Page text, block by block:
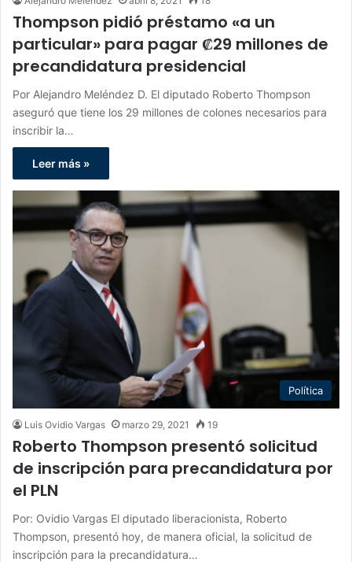
Thompson pidió préstamo «a un
particular» para pagar ₡29 millones de
precandidatura presidencial
Por Alejandro Meléndez D. El diputado Roberto Thompson
aseguró que tiene los 29 millones de colones necesarios para
inscribir la…
Leer más »
Política
Luis Ovidio Vargas marzo 29, 2021 19
Roberto Thompson presentó solicitud
de inscripción para precandidatura por
el PLN
Por: Ovidio Vargas El diputado liberacionista, Roberto
Thompson, presentó hoy, de manera oficial, la solicitud de
inscripción para la precandidatura…